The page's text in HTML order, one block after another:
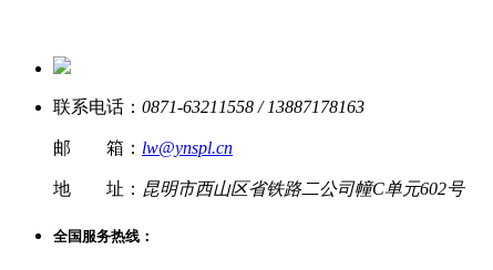
联系电话： 0871-63211558 / 13887178163
邮 箱： lw@ynspl.cn
地 址： 昆明市西山区省铁路二公司幢C单元602号
全国服务热线：